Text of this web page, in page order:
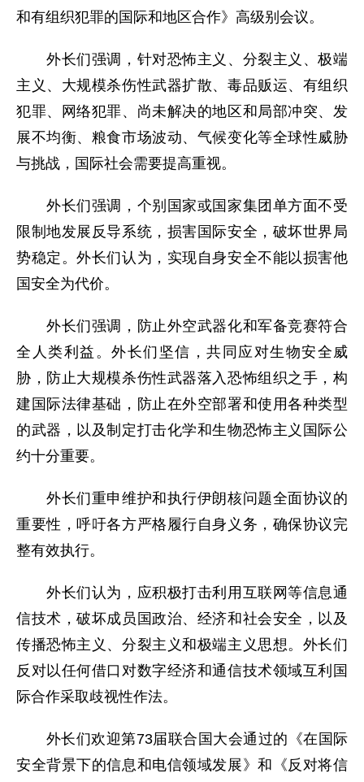
和有组织犯罪的国际和地区合作》高级别会议。
外长们强调，针对恐怖主义、分裂主义、极端
主义、大规模杀伤性武器扩散、毒品贩运、有组织
犯罪、网络犯罪、尚未解决的地区和局部冲突、发
展不均衡、粮食市场波动、气候变化等全球性威胁
与挑战，国际社会需要提高重视。
外长们强调，个别国家或国家集团单方面不受
限制地发展反导系统，损害国际安全，破坏世界局
势稳定。外长们认为，实现自身安全不能以损害他
国安全为代价。
外长们强调，防止外空武器化和军备竞赛符合
全人类利益。外长们坚信，共同应对生物安全威
胁，防止大规模杀伤性武器落入恐怖组织之手，构
建国际法律基础，防止在外空部署和使用各种类型
的武器，以及制定打击化学和生物恐怖主义国际公
约十分重要。
外长们重申维护和执行伊朗核问题全面协议的
重要性，呼吁各方严格履行自身义务，确保协议完
整有效执行。
外长们认为，应积极打击利用互联网等信息通
信技术，破坏成员国政治、经济和社会安全，以及
传播恐怖主义、分裂主义和极端主义思想。外长们
反对以任何借口对数字经济和通信技术领域互利国
际合作采取歧视性作法。
外长们欢迎第73届联合国大会通过的《在国际
安全背景下的信息和电信领域发展》和《反对将信